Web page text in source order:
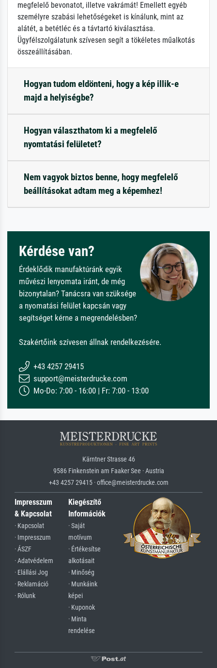
megfelelő bevonatot, illetve vakrámát! Emellett egyéb
személyre szabási lehetőségeket is kínálunk, mint az
alátét, a betétléc és a távtartó kiválasztása.
Ügyfélszolgálatunk szívesen segít a tökéletes műalkotás
összeállításában.
Hogyan tudom eldönteni, hogy a kép illik-e
majd a helyiségbe?
Hogyan választhatom ki a megfelelő
nyomtatási felületet?
Nem vagyok biztos benne, hogy megfelelő
beállításokat adtam meg a képemhez!
Kérdése van?
Érdeklődik manufaktúránk egyik
művészi lenyomata iránt, de még
bizonytalan? Tanácsra van szüksége
a nyomatási felület kapcsán vagy
segítséget kérne a megrendelésben?
Szakértőink szívesen állnak rendelkezésére.
+43 4257 29415
support@meisterdrucke.com
Mo-Do: 7:00 - 16:00 | Fr: 7:00 - 13:00
Kärntner Strasse 46
9586 Finkenstein am Faaker See · Austria
+43 4257 29415 · office@meisterdrucke.com
Impresszum
& Kapcsolat
· Kapcsolat
· Impresszum
· ÁSZF
· Adatvédelem
· Elállási Jog
· Reklamáció
· Rólunk
Kiegészítő
Információk
· Saját
motívum
· Értékesítse
alkotásait
· Minőség
· Munkáink
képei
· Kuponok
· Minta
rendelése